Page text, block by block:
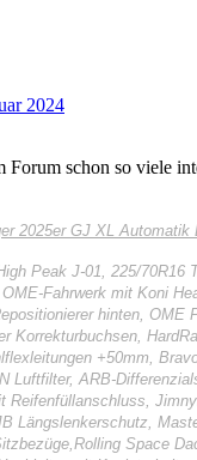
2024
Forum schon so viele
2025er GJ XL Automatik
Peak J-01, 225/70R16
Fahrwerk mit Koni
hinten, OME
Korrekturbuchsen,
+50mm,
Luftfilter, ARB-
Reifenfüllanschluss,
Längslenkerschutz,
Space